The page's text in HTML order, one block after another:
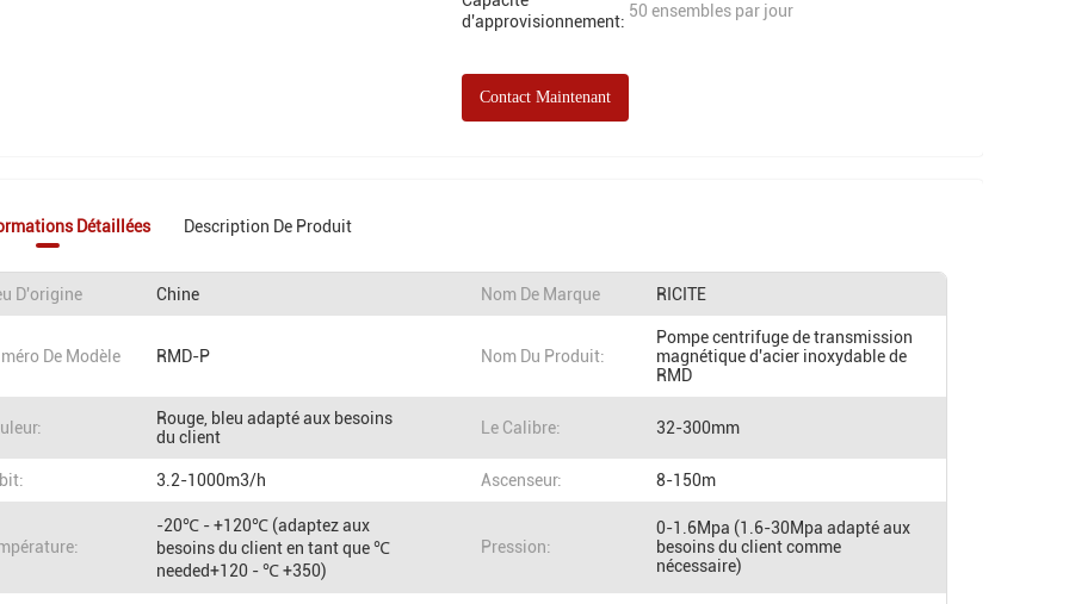
d'approvisionnement:
50 ensembles par jour
Contact Maintenant
Détaillées Description De Produit
D'origine Chine Nom De Marque RICITE
De Modèle RMD-P Nom Du Produit:
Pompe centrifuge de transmission
magnétique d'acier inoxydable de
RMD
Rouge, bleu adapté aux besoins
du client
Le Calibre: 32-300mm
3.2-1000m3/h Ascenseur: 8-150m
-20℃ - +120℃ (adaptez aux
besoins du client en tant que ℃
needed+120 - ℃ +350)
Pression:
0-1.6Mpa (1.6-30Mpa adapté aux
besoins du client comme
nécessaire)